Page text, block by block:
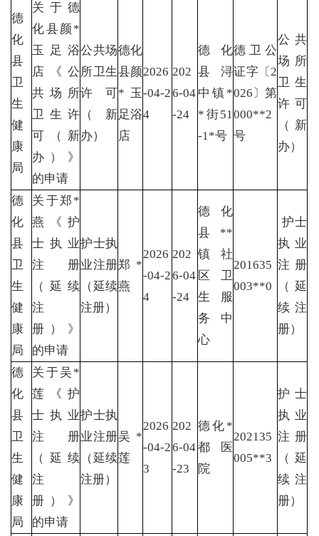
德
化
县
卫
生
健
康
局
关于德
化县颜*
玉足浴
店《公
共场所
卫生许
可（新
办）》
的申请
公共场
所卫生
许可
（新
办）
德化
县颜
*玉
足浴
店
2026
-04-2
4
202
6-04
-24
德化
县浔
中镇*
*街51
-1*号
德卫公
证字〔2
026〕第
000**2
号
公共
场所
卫生
许可
（新
办）
德
化
县
卫
生
健
康
局
关于郑*
燕《护
士执业
注册
（延续
注
册）》
的申请
护士执
业注册
（延续
注册）
郑*
燕
2026
-04-2
4
202
6-04
-24
德化
县**
镇社
区卫
生服
务中
心
201635
003**0
护士
执业
注册
（延
续注
册）
德
化
县
卫
生
健
康
局
关于吴*
莲《护
士执业
注册
（延续
注
册）》
的申请
护士执
业注册
（延续
注册）
吴*
莲
2026
-04-2
3
202
6-04
-23
德化*
都医
院
202135
005**3
护士
执业
注册
（延
续注
册）